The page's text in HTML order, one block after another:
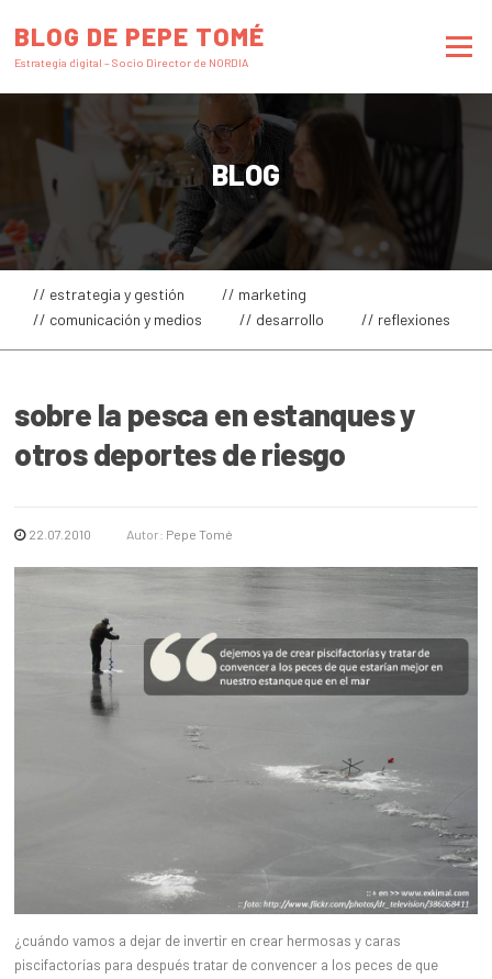
contenido
BLOG DE PEPE TOMÉ
Estrategia digital – Socio Director de NORDIA
Menú
BLOG
// estrategia y gestión
// marketing
// comunicación y medios
// desarrollo // reflexiones
sobre la pesca en estanques y
otros deportes de riesgo
22.07.2010 Autor: Pepe Tomé
¿cuándo vamos a dejar de invertir en crear hermosas y caras
piscifactorías para después tratar de convencer a los peces de que